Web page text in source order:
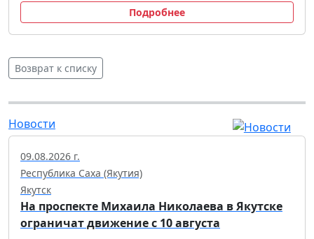
Подробнее
Возврат к списку
Новости
09.08.2026 г.
Республика Саха (Якутия)
Якутск
На проспекте Михаила Николаева в Якутске
ограничат движение с 10 августа